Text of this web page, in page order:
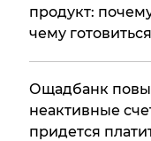
продукт:
чему
​Ощадбанк
неактивные
придется